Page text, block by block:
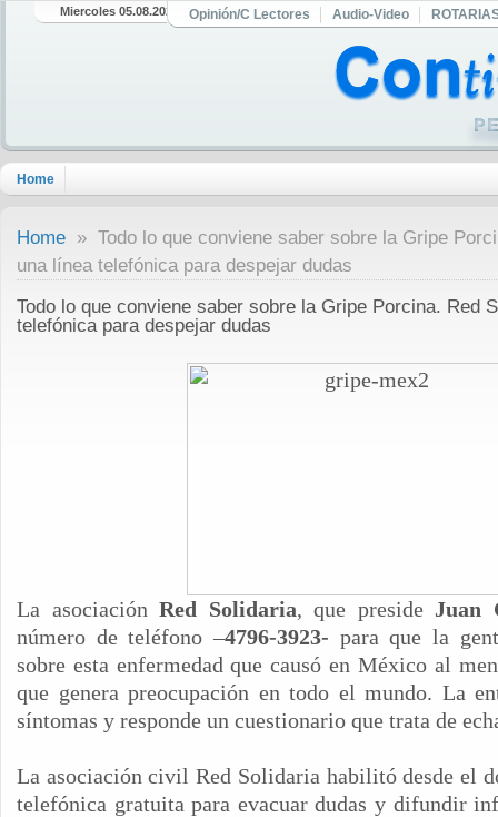
Miercoles 05.08.2026 Opinión/C Lectores Audio-Video
Home
Home » Todo lo que conviene saber sobre la Gripe
una línea telefónica para despejar dudas
Todo lo que conviene saber sobre la Gripe Porcina. Red
telefónica para despejar dudas
La asociaciónRed Solidaria, que preside Juan
número de teléfono –4796-3923- para que la
sobre esta enfermedad que causó en México al
que genera preocupación en todo el mundo. La
síntomas y responde un cuestionario que trata de
La asociación civil Red Solidaria habilitó desde el
telefónica gratuita para evacuar dudas y difundir